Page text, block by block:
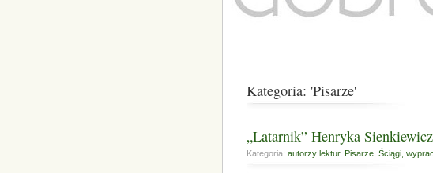
Kategoria: 'Pisarze'
„Latarnik” Henryka
Kategoria: autorzy lektur, Pisarze, Ściągi,